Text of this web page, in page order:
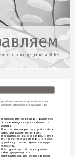
авляем
но вого кондиционера BOR K
мы стремимся сделать безопасным
рами и выполнять следующие меры
Не используйте инсектициды и другие легко-
воспламеняющиеся аэрозоли вблизи уст-
ройства.
Не протирайте поверхность устройства абра-
зивными и грубыми материалами.
Не касайтесь кондиционера влажными рука-
ми. Избегайте попадания воды и/или любой
другой жидкости на поверхность и внутрь
устройства.
Не погружайте устройство в воду и/или
любую другую жидкость.
Протирайте кондиционер слегка влажной